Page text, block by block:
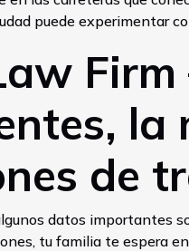
puede experimentar
la
de
datos importantes
tu familia te espera